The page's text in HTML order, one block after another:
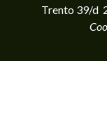
Trento 39/d